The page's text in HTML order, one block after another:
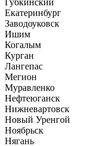
Екатеринбург
Заводоуковск
Ишим
Когалым
Курган
Лангепас
Мегион
Муравленко
Нефтеюганск
Нижневартовск
Новый Уренгой
Ноябрьск
Нягань